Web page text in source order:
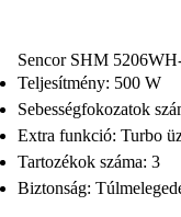
Sencor SHM
Teljesítmény: 500 W
Sebességfokozatok
Extra funkció: Turbo
Tartozékok száma: 3
Biztonság: